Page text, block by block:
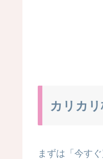
カリカ
まずは「今す